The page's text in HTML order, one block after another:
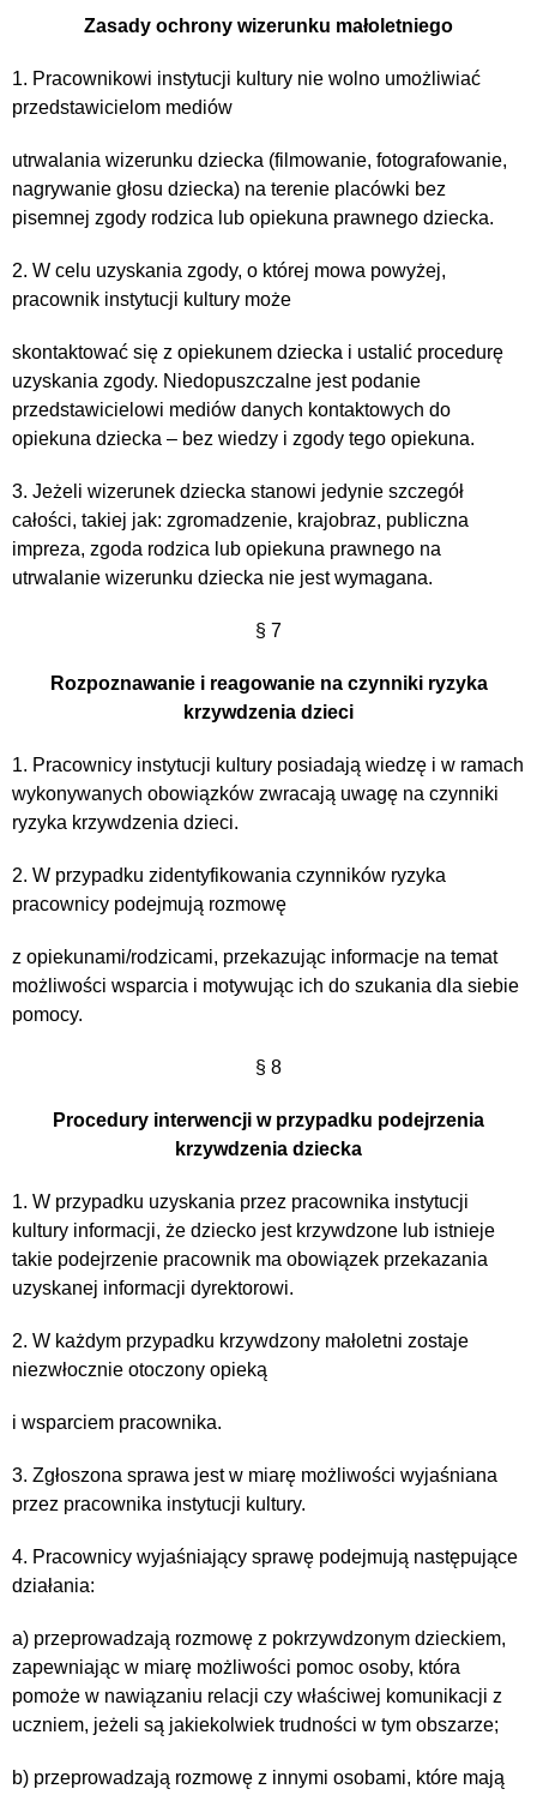
Zasady ochrony wizerunku małoletniego
1. Pracownikowi instytucji kultury nie wolno umożliwiać
przedstawicielom mediów
utrwalania wizerunku dziecka (filmowanie, fotografowanie,
nagrywanie głosu dziecka) na terenie placówki bez
pisemnej zgody rodzica lub opiekuna prawnego dziecka.
2. W celu uzyskania zgody, o której mowa powyżej,
pracownik instytucji kultury może
skontaktować się z opiekunem dziecka i ustalić procedurę
uzyskania zgody. Niedopuszczalne jest podanie
przedstawicielowi mediów danych kontaktowych do
opiekuna dziecka – bez wiedzy i zgody tego opiekuna.
3. Jeżeli wizerunek dziecka stanowi jedynie szczegół
całości, takiej jak: zgromadzenie, krajobraz, publiczna
impreza, zgoda rodzica lub opiekuna prawnego na
utrwalanie wizerunku dziecka nie jest wymagana.
§ 7
Rozpoznawanie i reagowanie na czynniki ryzyka
krzywdzenia dzieci
1. Pracownicy instytucji kultury posiadają wiedzę i w ramach
wykonywanych obowiązków zwracają uwagę na czynniki
ryzyka krzywdzenia dzieci.
2. W przypadku zidentyfikowania czynników ryzyka
pracownicy podejmują rozmowę
z opiekunami/rodzicami, przekazując informacje na temat
możliwości wsparcia i motywując ich do szukania dla siebie
pomocy.
§ 8
Procedury interwencji w przypadku podejrzenia
krzywdzenia dziecka
1. W przypadku uzyskania przez pracownika instytucji
kultury informacji, że dziecko jest krzywdzone lub istnieje
takie podejrzenie pracownik ma obowiązek przekazania
uzyskanej informacji dyrektorowi.
2. W każdym przypadku krzywdzony małoletni zostaje
niezwłocznie otoczony opieką
i wsparciem pracownika.
3. Zgłoszona sprawa jest w miarę możliwości wyjaśniana
przez pracownika instytucji kultury.
4. Pracownicy wyjaśniający sprawę podejmują następujące
działania:
a) przeprowadzają rozmowę z pokrzywdzonym dzieckiem,
zapewniając w miarę możliwości pomoc osoby, która
pomoże w nawiązaniu relacji czy właściwej komunikacji z
uczniem, jeżeli są jakiekolwiek trudności w tym obszarze;
b) przeprowadzają rozmowę z innymi osobami, które mają